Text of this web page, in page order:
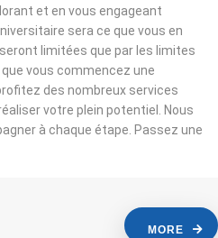
et en vous engageant
sera ce que vous en
limitées que par les limites
vous commencez une
des nombreux services
votre plein potentiel. Nous
à chaque étape. Passez une
MORE